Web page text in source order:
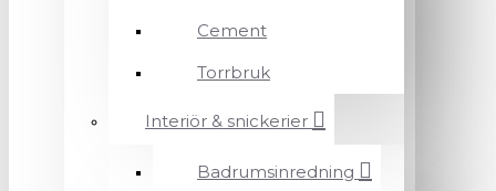
Cement
Torrbruk
Interiör & snickerier
Badrumsinredning